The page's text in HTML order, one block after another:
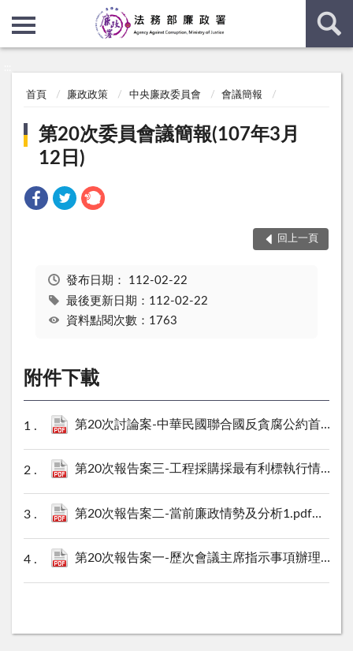
首頁 廉政政策 中央廉政委員會 會議簡報
第20次委員會議簡報(107年3月
12日)
回上一頁
發布日期： 112-02-22
最後更新日期：112-02-22
資料點閱次數：1763
附件下載
第20次討論案-中華民國聯合國反貪腐公約首次國家報告.pdf
第20次報告案三-工程採購採最有利標執行情形之檢討.pdf
第20次報告案二-當前廉政情勢及分析1.pdf 1178 KB
第20次報告案一-歷次會議主席指示事項辦理情形.pdf